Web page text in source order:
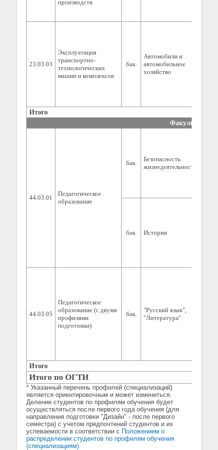
производств
23.03.03
Эксплуатация
транспортно-
технологических
машин и комплексов
бак.
Автомобили и
автомобильное
хозяйство
Итого
Факультет
44.03.01
Педагогическое
образование
бак.
Безопасность
жизнедеятельности
бак. История
44.03.05
Педагогическое
образование (с двумя
профилями
подготовки)
бак.
"Русский язык",
"Литература"
Итого
Итого по ОГТИ
* Указанный перечень профилей (специализаций)
является ориентировочным и может измениться.
Деление студентов по профилям обучения будет
осуществляться после первого года обучения (для
направления подготовки "Дизайн" - после первого
семестра) с учетом предпочтений студентов и их
успеваемости в соответствии с Положением о
распределении студентов по профилям обучения
(специализациям)